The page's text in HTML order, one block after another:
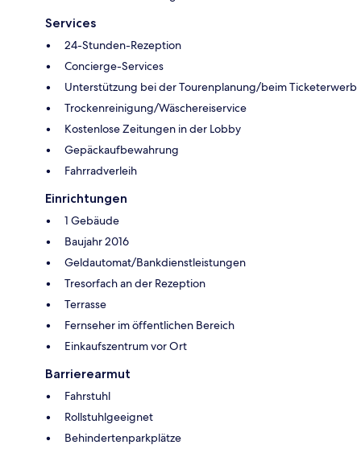
Services
24-Stunden-Rezeption
Concierge-Services
Unterstützung bei der Tourenplanung/beim Ticketerwerb
Trockenreinigung/Wäschereiservice
Kostenlose Zeitungen in der Lobby
Gepäckaufbewahrung
Fahrradverleih
Einrichtungen
1 Gebäude
Baujahr 2016
Geldautomat/Bankdienstleistungen
Tresorfach an der Rezeption
Terrasse
Fernseher im öffentlichen Bereich
Einkaufszentrum vor Ort
Barrierearmut
Fahrstuhl
Rollstuhlgeeignet
Behindertenparkplätze